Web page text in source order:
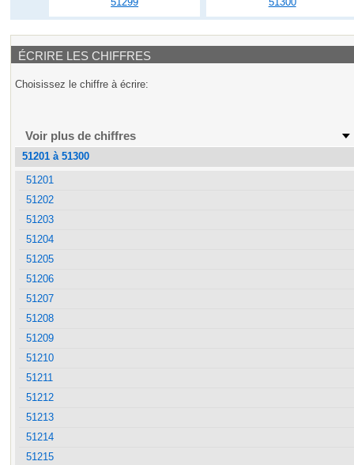
ÉCRIRE LES CHIFFRES
Choisissez le chiffre à écrire:
Voir plus de chiffres
51201 à 51300
51201
51202
51203
51204
51205
51206
51207
51208
51209
51210
51211
51212
51213
51214
51215